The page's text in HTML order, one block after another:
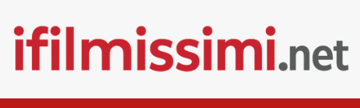
contenuto